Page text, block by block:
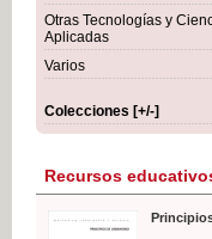
Otras Tecnologías y
Aplicadas
Varios
Colecciones [+/-]
Recursos